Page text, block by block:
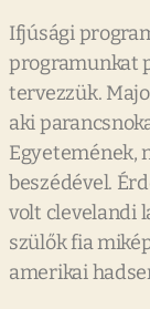
Ifjúsági
programunkat
tervezzük.
aki
Egyetemének,
beszédével.
volt clevelandi
szülők fia
amerikai